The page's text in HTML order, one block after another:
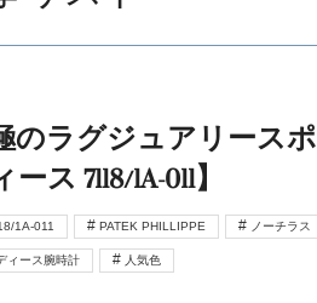
のラグジュアリース
ス 7118/1A-011】
1A-011 PATEK PHILLIPPE ノーチラス
ィース腕時計 人気色